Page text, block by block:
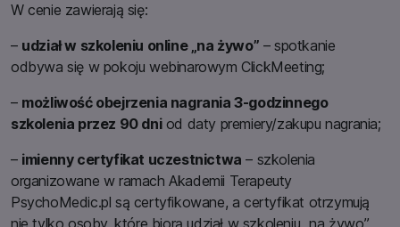
W cenie zawierają się:
– udział w szkoleniu online „na żywo” – spotkanie
odbywa się w pokoju webinarowym ClickMeeting;
– możliwość obejrzenia nagrania 3-godzinnego
szkolenia przez 90 dniod daty premiery/zakupu nagrania;
– imienny certyfikat uczestnictwa – szkolenia
organizowane w ramach Akademii Terapeuty
PsychoMedic.pl są certyfikowane, a certyfikat otrzymują